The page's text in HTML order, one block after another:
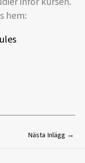
hem:
Nästa Inlägg →